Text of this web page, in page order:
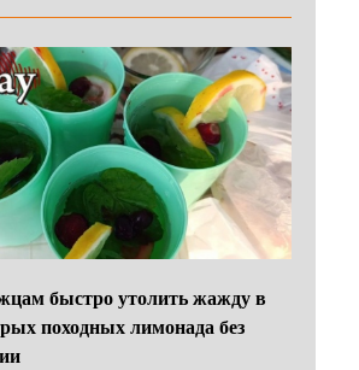
быстро утолить жажду в
походных лимонада без